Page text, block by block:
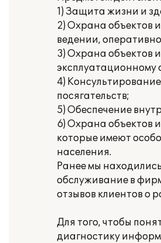
1) Защита жизни и
2) Охрана объектов
ведении,
3) Охрана объектов
эксплуатационному
4)
посягательств;
5) Обеспечение
6) Охрана объектов
которые имеют
населения.
Ранее мы
обслуживание в
отзывов клиентов о
Для того, чтобы
диагностику